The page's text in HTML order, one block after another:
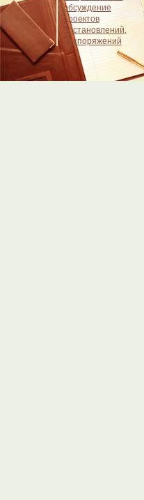
обсуждение
проектов
постановлений,
распоряжений